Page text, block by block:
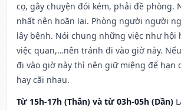
cọ, gây chuyện đói kém, phải đề phòng.
nhất nên hoãn lại. Phòng người người
lây bệnh. Nói chung những việc như hội
việc quan,…nên tránh đi vào giờ này.
đi vào giờ này thì nên giữ miệng để hạn
hay cãi nhau.
Từ 15h-17h (Thân) và từ 03h-05h (Dần)